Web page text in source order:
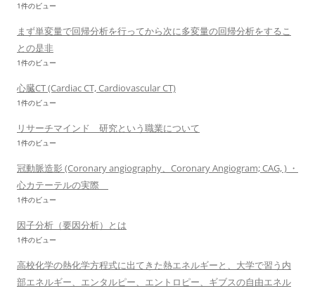
1件のビュー
まず単変量で回帰分析を行ってから次に多変量の回帰分析をするこ
との是非
1件のビュー
心臓CT (Cardiac CT, Cardiovascular CT)
1件のビュー
リサーチマインド 研究という職業について
1件のビュー
冠動脈造影 (Coronary angiography、Coronary Angiogram; CAG, ) ・
心カテーテルの実際
1件のビュー
因子分析（要因分析）とは
1件のビュー
高校化学の熱化学方程式に出てきた熱エネルギーと、大学で習う内
部エネルギー、エンタルピー、エントロピー、ギブスの自由エネル